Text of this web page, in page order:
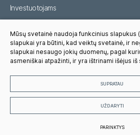
Investuotojams
Karjera
Pasitikėjimo linija
© 2023 Visos teisės saugomos,
Slapukų parinktys
Privatumo
Mūsų svetainė naudoja funkcinius slapukus
slapukai yra būtini, kad veiktų svetainė, ir
slapukai nesaugo jokių duomenų, pagal
asmeniškai atpažinti, ir yra ištrinami išėjus iš
SUPRATAU
UŽDARYTI
PARINKTYS